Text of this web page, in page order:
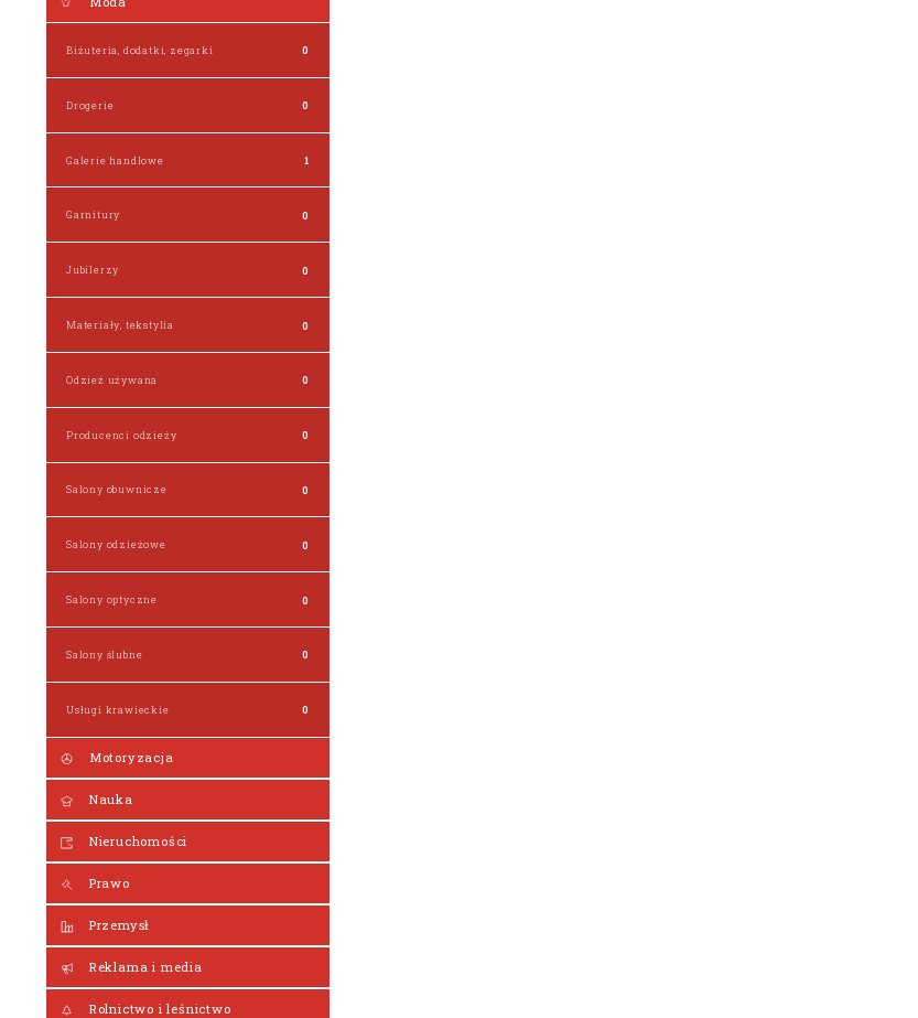
Biżuteria, dodatki, zegarki 0
Drogerie 0
Galerie handlowe 1
Garnitury 0
Jubilerzy 0
Materiały, tekstylia 0
Odzież używana 0
Producenci odzieży 0
Salony obuwnicze 0
Salony odzieżowe 0
Salony optyczne 0
Salony ślubne 0
Usługi krawieckie 0
Motoryzacja
Nauka
Nieruchomości
Prawo
Przemysł
Reklama i media
Rolnictwo i leśnictwo